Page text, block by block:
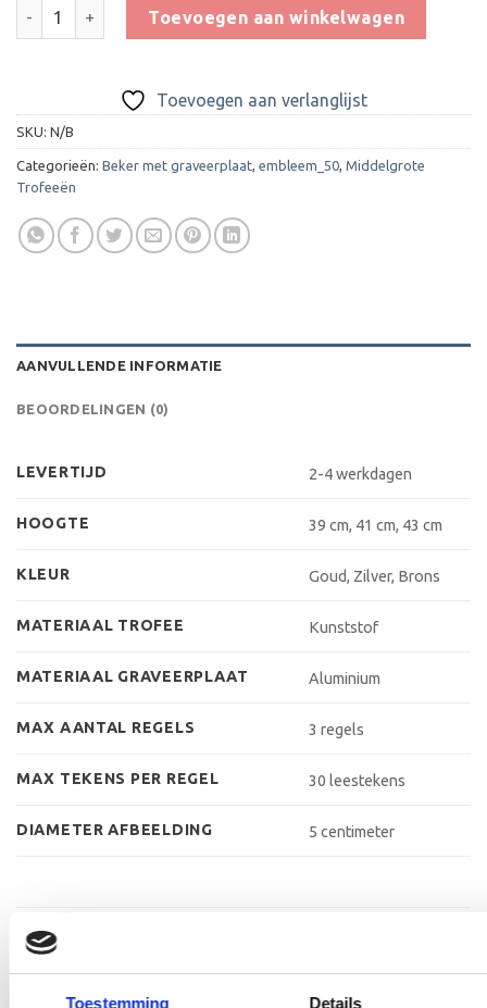
Toestemming Details
Toevoegen aan winkelwagen
Toevoegen aan verlanglijst
SKU: N/B
Categorieën: Beker met graveerplaat, embleem_50, Middelgrote
Trofeeën
AANVULLENDE INFORMATIE
BEOORDELINGEN (0)
LEVERTIJD 2-4 werkdagen
HOOGTE 39 cm, 41 cm, 43 cm
KLEUR Goud, Zilver, Brons
MATERIAAL TROFEE Kunststof
MATERIAAL GRAVEERPLAAT Aluminium
MAX AANTAL REGELS 3 regels
MAX TEKENS PER REGEL 30 leestekens
DIAMETER AFBEELDING 5 centimeter
GERELATEERDE PRODUCTEN